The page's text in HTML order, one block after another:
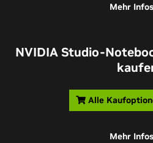
Mehr Infos
NVIDIA Studio-
Alle
Mehr Infos